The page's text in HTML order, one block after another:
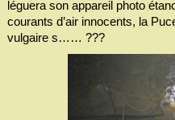
léguera son appareil photo
courants d’air innocents, la
vulgaire s…… ???